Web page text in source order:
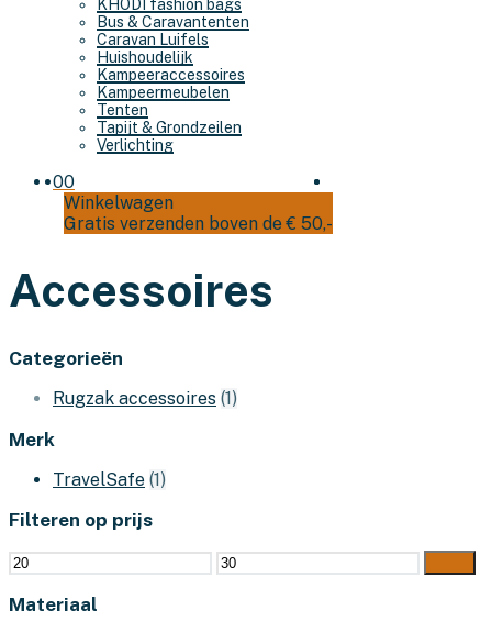
KHODI fashion bags
Bus & Caravantenten
Caravan Luifels
Huishoudelijk
Kampeeraccessoires
Kampeermeubelen
Tenten
Tapijt & Grondzeilen
Verlichting
00
Winkelwagen
Gratis verzenden boven de € 50,-
Accessoires
Categorieën
Rugzak accessoires (1)
Merk
TravelSafe (1)
Filteren op prijs
Min.
prijs
Max.
prijs
Materiaal